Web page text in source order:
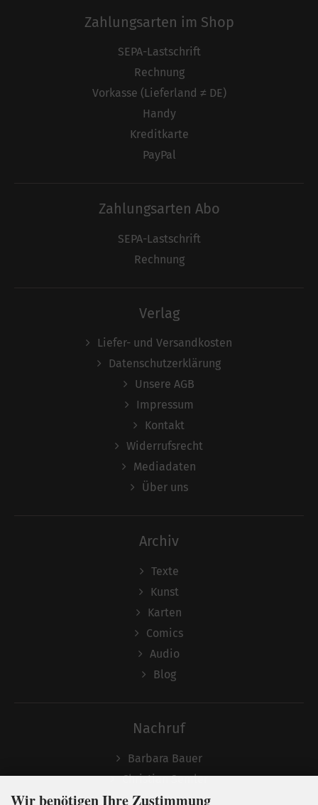
Zahlungsarten im Shop
SEPA-Lastschrift
Rechnung
Vorkasse (Lieferland ≠ DE)
Handy
Kreditkarte
PayPal
Zahlungsarten Abo
SEPA-Lastschrift
Rechnung
Verlag
Liefer- und Versandkosten
Datenschutzerklärung
Unsere AGB
Impressum
Kontakt
Widerrufsrecht
Mediadaten
Über uns
Archiv
Texte
Kunst
Karten
Comics
Audio
Blog
Nachruf
Barbara Bauer
Christian Semler
Wir benötigen Ihre Zustimmung